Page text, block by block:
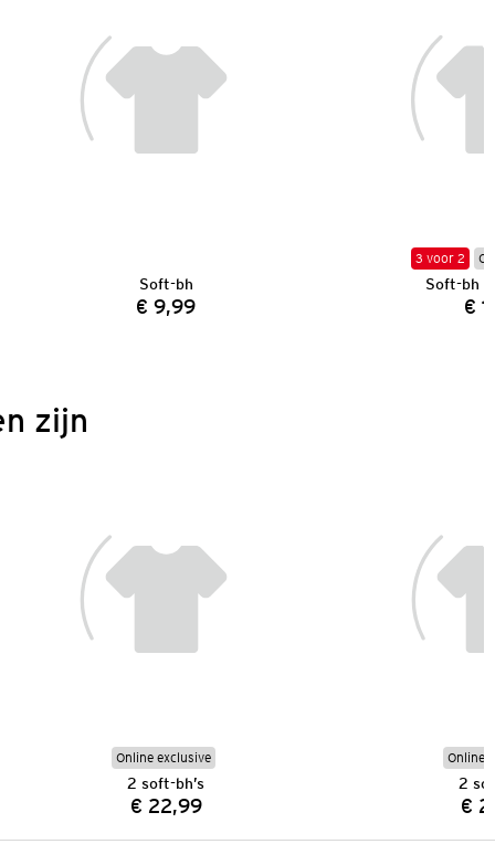
Soft-bh
Prijs:
€ 9,99
3 voor 2
Soft-bh
€
zijn
Online exclusive
2 soft-bh’s
Prijs:
€ 22,99
Online
2
€